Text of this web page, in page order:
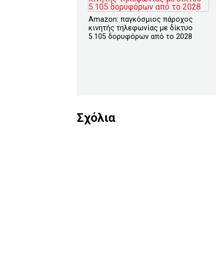
Amazon: παγκόσμιος πάροχος
κινητής τηλεφωνίας με δίκτυο
5.105 δορυφόρων από το 2028
Σχόλια